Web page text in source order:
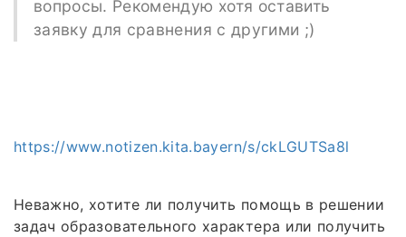
вопросы. Рекомендую хотя оставить
заявку для сравнения с другими ;)
https://www.notizen.kita.bayern/s/ckLGUTSa8l
Неважно, хотите ли получить помощь в решении
задач образовательного характера или получить